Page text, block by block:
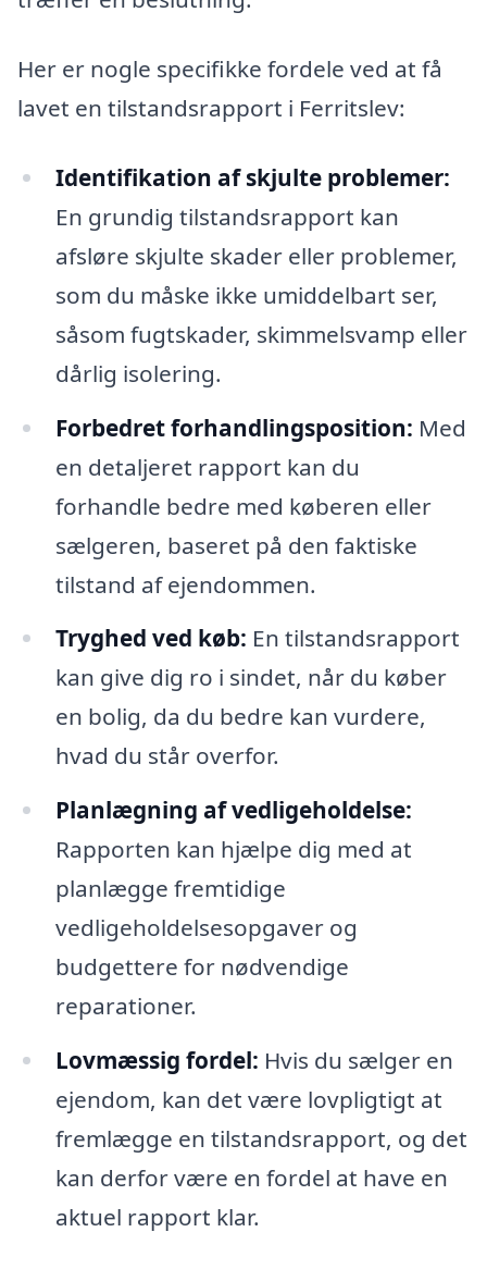
Her er nogle specifikke fordele ved at få
lavet en tilstandsrapport i Ferritslev:
Identifikation af skjulte problemer:
En grundig tilstandsrapport kan
afsløre skjulte skader eller problemer,
som du måske ikke umiddelbart ser,
såsom fugtskader, skimmelsvamp eller
dårlig isolering.
Forbedret forhandlingsposition: Med
en detaljeret rapport kan du
forhandle bedre med køberen eller
sælgeren, baseret på den faktiske
tilstand af ejendommen.
Tryghed ved køb: En tilstandsrapport
kan give dig ro i sindet, når du køber
en bolig, da du bedre kan vurdere,
hvad du står overfor.
Planlægning af vedligeholdelse:
Rapporten kan hjælpe dig med at
planlægge fremtidige
vedligeholdelsesopgaver og
budgettere for nødvendige
reparationer.
Lovmæssig fordel: Hvis du sælger en
ejendom, kan det være lovpligtigt at
fremlægge en tilstandsrapport, og det
kan derfor være en fordel at have en
aktuel rapport klar.